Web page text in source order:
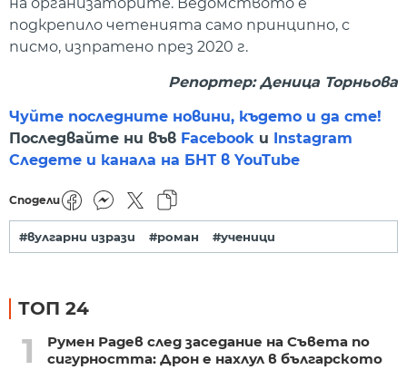
подкрепило четенията само принципно, с
писмо, изпратено през 2020 г.
Репортер: Деница Торньова
Чуйте последните новини, където и да сте!
Последвайте ни във Facebook и Instagram
Следете и канала на БНТ в YouTube
Сподели
#вулгарни изрази #роман #ученици
ТОП 24
1
Румен Радев след заседание на Съвета по
сигурността: Дрон е нахлул в българското